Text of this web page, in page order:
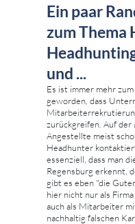
Ein paar
zum Thema
und ...
Es ist immer mehr
geworden, dass
zurückgreifen. Auf
Angestellte meist
Headhunter
essenziell, dass man die wirklich guten Headhunter in
Regensburg erkennt,
gibt es eben "die
hier nicht nur als
auch als Mitarbeiter
nachhaltig falschen